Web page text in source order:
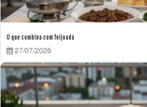
O que combina com feijoada
27/07/2026